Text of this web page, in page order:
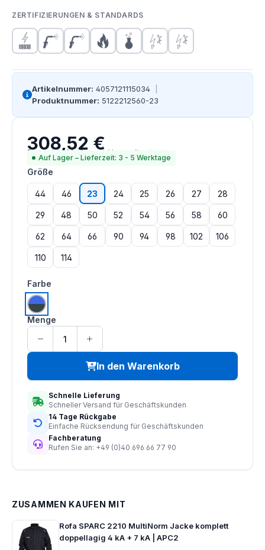
ZERTIFIZIERUNGEN & STANDARDS
Artikelnummer: 4057121115034
Produktnummer: 5122212560-23
Regulärer Preis:
308,52 €
Preise inkl. MwSt. zzgl. Versandkosten
Auf Lager – Lieferzeit: 3 - 5 Werktage
Größe
44 46 23 24 25 26 27 28
29 48 50 52 54 56 58 60
62 64 66 90 94 98 102 106
110 114
Farbe
granitgrau | royalblau
Menge
In den Warenkorb
Schnelle Lieferung
Schneller Versand für Geschäftskunden
14 Tage Rückgabe
Einfache Rücksendung für Geschäftskunden
Fachberatung
Rufen Sie an: +49 (0)40 696 66 77 90
ZUSAMMEN KAUFEN MIT
Rofa SPARC 2210 MultiNorm Jacke komplett
doppellagig 4 kA + 7 kA | APC2